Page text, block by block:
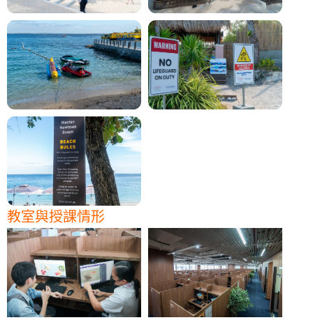
教室與授課情形